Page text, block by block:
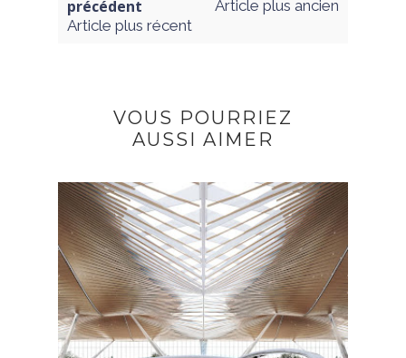
précédent
Article plus récent
Article plus ancien
VOUS POURRIEZ
AUSSI AIMER